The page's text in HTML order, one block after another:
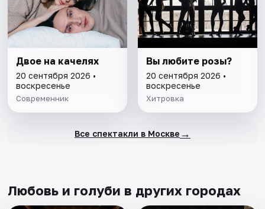
Двое на качелях
20 сентября 2026 •
воскресенье
Современник
Вы любите розы?
20 сентября 2026 •
воскресенье
Хитровка
Все спектакли в Москве →
Любовь и голуби в других городах